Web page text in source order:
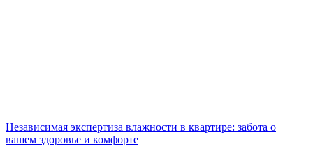
Независимая экспертиза влажности в квартире: забота о
вашем здоровье и комфорте